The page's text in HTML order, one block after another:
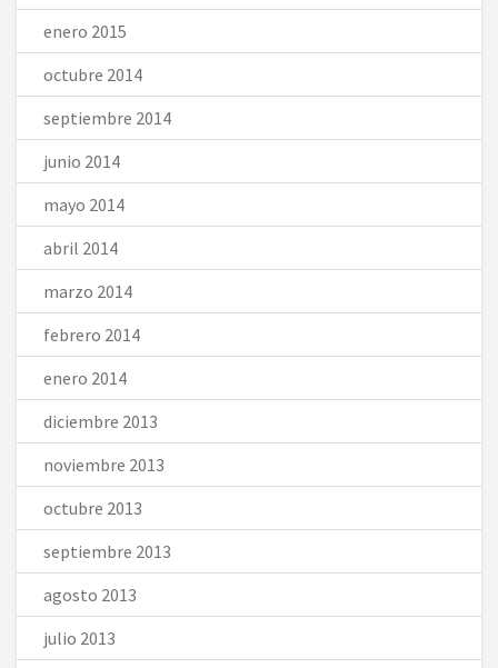
enero 2015
octubre 2014
septiembre 2014
junio 2014
mayo 2014
abril 2014
marzo 2014
febrero 2014
enero 2014
diciembre 2013
noviembre 2013
octubre 2013
septiembre 2013
agosto 2013
julio 2013